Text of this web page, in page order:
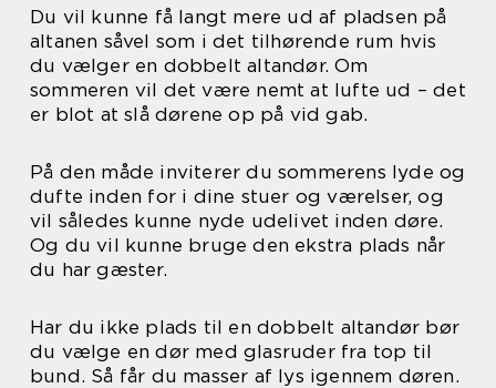
Du vil kunne få langt mere ud af pladsen på
altanen såvel som i det tilhørende rum hvis
du vælger en dobbelt altandør. Om
sommeren vil det være nemt at lufte ud – det
er blot at slå dørene op på vid gab.
På den måde inviterer du sommerens lyde og
dufte inden for i dine stuer og værelser, og
vil således kunne nyde udelivet inden døre.
Og du vil kunne bruge den ekstra plads når
du har gæster.
Har du ikke plads til en dobbelt altandør bør
du vælge en dør med glasruder fra top til
bund. Så får du masser af lys igennem døren.